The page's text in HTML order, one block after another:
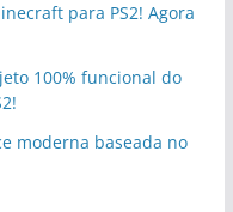
para PS2! Agora
100% funcional do
moderna baseada no